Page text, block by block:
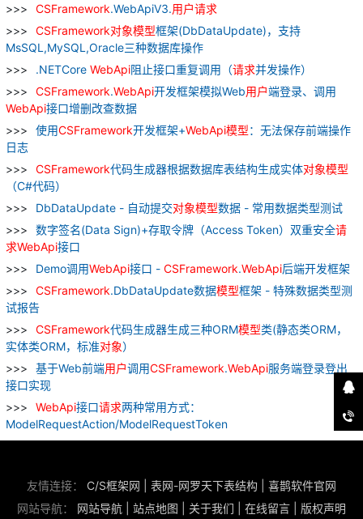
CSFramework.WebApiV3.用户请求
CSFramework对象模型框架(DbDataUpdate)，支持
MsSQL,MySQL,Oracle三种数据库操作
.NETCore WebApi阻止接口重复调用（请求并发操作）
CSFramework.WebApi开发框架模拟Web用户端登录、调用
WebApi接口增删改查数据
使用CSFramework开发框架+WebApi模型：无法保存前端操作
日志
CSFramework代码生成器根据数据库表结构生成实体对象模型
（C#代码）
DbDataUpdate - 自动提交对象模型数据 - 常用数据类型测试
数字签名(Data Sign)+存取令牌（Access Token）双重安全请
求WebApi接口
Demo调用WebApi接口 - CSFramework.WebApi后端开发框架
CSFramework.DbDataUpdate数据模型框架 - 特殊数据类型测
试报告
CSFramework代码生成器生成三种ORM模型类(静态类ORM，
实体类ORM，标准对象）
基于Web前端用户调用CSFramework.WebApi服务端登录登出
接口实现
WebApi接口请求两种常用方式：
ModelRequestAction/ModelRequestToken
友情连接： C/S框架网 表网-网罗天下表结构
喜鹊软件官网
网站导航： 网站导航 站点地图 关于我们 在线留言 版权声明